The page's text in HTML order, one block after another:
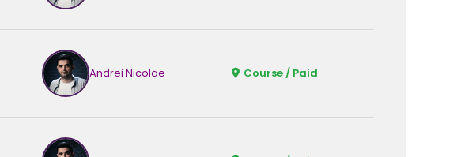
Andrei Nicolae Course / Paid